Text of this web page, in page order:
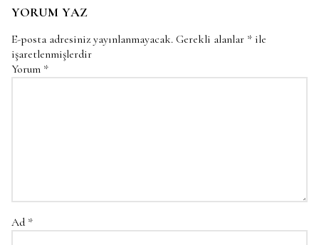
YORUM YAZ
E-posta adresiniz yayınlanmayacak. Gerekli alanlar * ile
işaretlenmişlerdir
Yorum *
Ad *